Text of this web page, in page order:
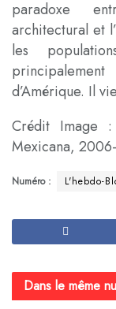
paradoxe
architectural et
les
d’Amérique. Il
Crédit Image :
Mexicana,
Numéro : L'hebdo-
Dans le même